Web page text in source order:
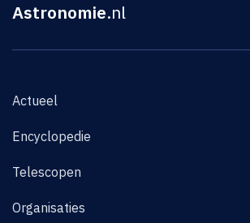
Astronomie.nl
Actueel
Encyclopedie
Telescopen
Organisaties